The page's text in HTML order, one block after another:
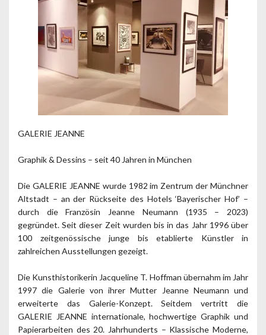
GALERIE JEANNE
Graphik & Dessins – seit 40 Jahren in München
Die GALERIE JEANNE wurde 1982 im Zentrum der Münchner
Altstadt – an der Rückseite des Hotels ‘Bayerischer Hof’ –
durch die Französin Jeanne Neumann (1935 – 2023)
gegründet. Seit dieser Zeit wurden bis in das Jahr 1996 über
100 zeitgenössische junge bis etablierte Künstler in
zahlreichen Ausstellungen gezeigt.
Die Kunsthistorikerin Jacqueline T. Hoffman übernahm im Jahr
1997 die Galerie von ihrer Mutter Jeanne Neumann und
erweiterte das Galerie-Konzept. Seitdem vertritt die
GALERIE JEANNE internationale, hochwertige Graphik und
Papierarbeiten des 20. Jahrhunderts – Klassische Moderne,